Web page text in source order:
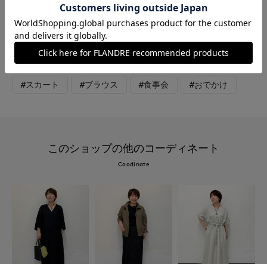
も活躍の上品なセットアップスタイル。シアー感もありつつナチ
ュラルな風合いが特徴のカットジャカード。軽い着心地とバラン
スの取りやすいシンプルなシルエットで単品でも着回ししやすい
アイテムです。
#スカート #ブラウス #食事会 #おでかけ
このショップの他のコーディネート
Coodinate